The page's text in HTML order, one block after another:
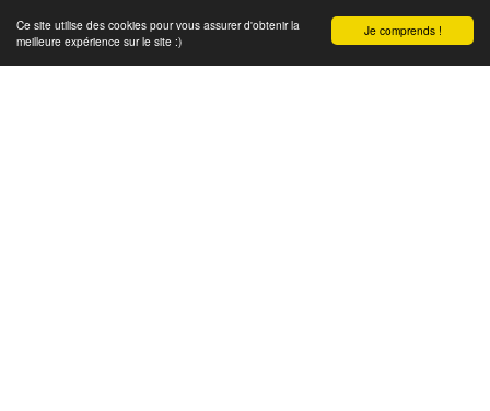
Je comprends !
Ce site utilise des cookies pour vous assurer d'obtenir la
meilleure expérience sur le site :)